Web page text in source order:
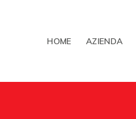
HOME AZIENDA